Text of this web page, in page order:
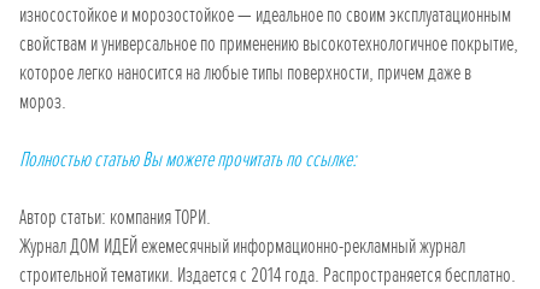
износостойкое и морозостойкое — идеальное по своим эксплуатационным
свойствам и универсальное по применению высокотехнологичное покрытие,
которое легко наносится на любые типы поверхности, причем даже в
мороз.
Полностью статью Вы можете прочитать по ссылке:
Автор статьи: компания ТОРИ.
Журнал ДОМ ИДЕЙ ежемесячный информационно-рекламный журнал
строительной тематики. Издается с 2014 года. Распространяется бесплатно.